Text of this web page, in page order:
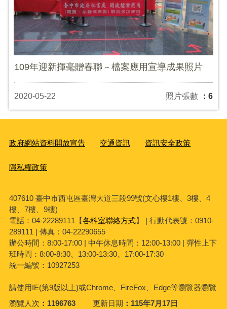
109年迎新揮毫贈春聯－檔案應用宣導成果照片
2020-05-22 照片張數 ：6
政府網站資料開放宣告 交通資訊 資訊安全政策
隱私權政策
407610 臺中市西屯區臺灣大道三段99號(文心樓1樓、3樓、4
樓、7樓、9樓)
電話：04-22289111【各科室聯絡方式】 | 行動代表號：0910-
289111 | 傳真：04-22290655
辦公時間：8:00-17:00 | 中午休息時間：12:00-13:00 | 彈性上下
班時間：8:00-8:30、13:00-13:30、17:00-17:30
統一編號：10927253
請使用IE(第9版以上)或Chrome、 FireFox Edge等瀏覽器瀏覽
瀏覽人次
1196763 更新日期 115年7月17日